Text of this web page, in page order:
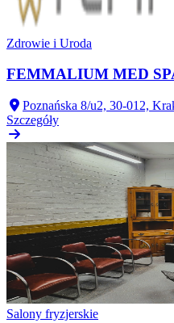
Zdrowie i Uroda
FEMMALIUM MED
Poznańska 8/u2, 30-012,
Szczegóły
Salony fryzjerskie